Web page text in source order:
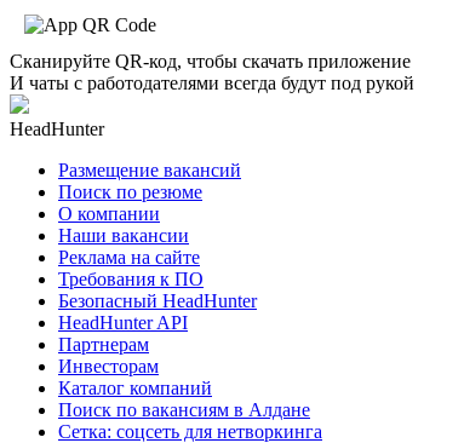
Сканируйте QR-код, чтобы скачать приложение
И чаты с работодателями всегда будут под рукой
HeadHunter
Размещение вакансий
Поиск по резюме
О компании
Наши вакансии
Реклама на сайте
Требования к ПО
Безопасный HeadHunter
HeadHunter API
Партнерам
Инвесторам
Каталог компаний
Поиск по вакансиям в Алдане
Сетка: соцсеть для нетворкинга